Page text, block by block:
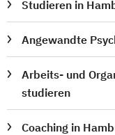
Studieren in
Angewandte
Arbeits- und
studieren
Coaching in